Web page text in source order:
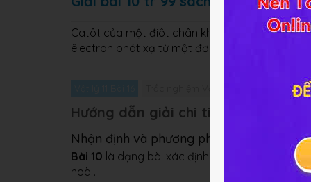
Catôt của một điôt chân không có diện tích
êlectron phát xạ từ một đơn vị điện tích của
Giải bài
Hướng dẫn giải chi tiết Bài tập 10
Nhận định và phương pháp:
Bài 10 là dạng bài xác định
ectron phát
hoà .